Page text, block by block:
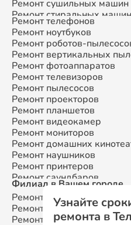
Ремонт сушильных машин
Ремонт стиральных машин
Ремонт микроволновых
Ремонт смарт-часов
Ремонт атс
Ремонт сплит-систем
Ремонт телефонов
Ремонт ноутбуков
Ремонт роботов-
Ремонт вертикальных
Ремонт фотоаппаратов
Ремонт телевизоров
Ремонт пылесосов
Ремонт проекторов
Ремонт планшетов
Ремонт видеокамер
Ремонт мониторов
Ремонт домашних
Ремонт наушников
Ремонт принтеров
Ремонт саундбаров
Ремонт VR систем
Ремонт сабвуферов
Ремонт посудомоечных
Филиал в Вашем городе
Ремонт SamsungМосква
Ремонт SamsungСанкт-
Ремонт Samsung
Узнайте
ремонта в